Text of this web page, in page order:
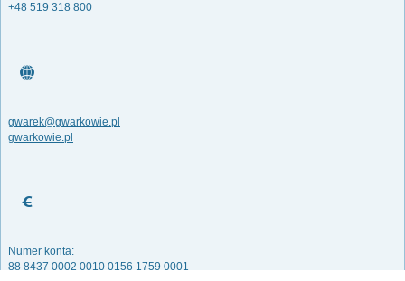
+48 519 318 800
gwarek@gwarkowie.pl
gwarkowie.pl
Numer konta:
88 8437 0002 0010 0156 1759 0001